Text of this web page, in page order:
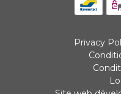
Privacy